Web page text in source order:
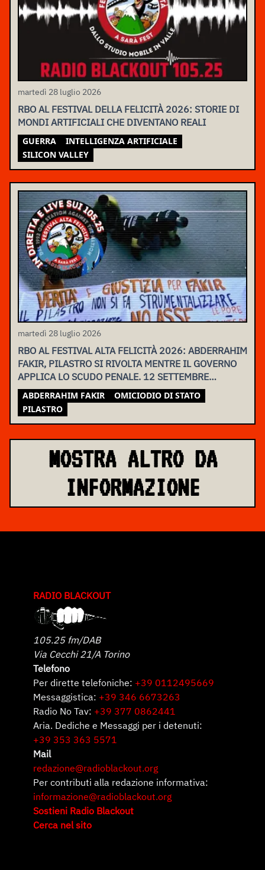
martedì 28 luglio 2026
RBO AL FESTIVAL DELLA FELICITÀ 2026: STORIE DI
MONDI ARTIFICIALI CHE DIVENTANO REALI
GUERRA
INTELLIGENZA ARTIFICIALE
SILICON VALLEY
martedì 28 luglio 2026
RBO AL FESTIVAL ALTA FELICITÀ 2026: ABDERRAHIM
FAKIR, PILASTRO SI RIVOLTA MENTRE IL GOVERNO
APPLICA LO SCUDO PENALE. 12 SETTEMBRE
ASSEMBLEA NAZIONALE
ABDERRAHIM FAKIR
OMICIODIO DI STATO
PILASTRO
MOSTRA ALTRO DA
INFORMAZIONE
RADIO BLACKOUT
105.25 fm/DAB
Via Cecchi 21/A Torino
Telefono
Per dirette telefoniche: +39 0112495669
Messaggistica: +39 346 6673263
Radio No Tav: +39 377 0862441
Aria. Dediche e Messaggi per i detenuti:
+39 353 363 5571
Mail
redazione@radioblackout.org
Per contributi alla redazione informativa:
informazione@radioblackout.org
Sostieni Radio Blackout
Cerca nel sito